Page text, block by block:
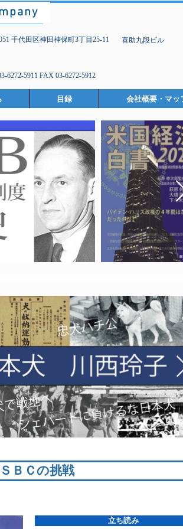
千代田区神田神保町3丁目25-11 喜助九段ビル
目録 会社概要・マッ
6272-5911 FAX 03-6272-5912
ＢＣの挑戦
立ち読み